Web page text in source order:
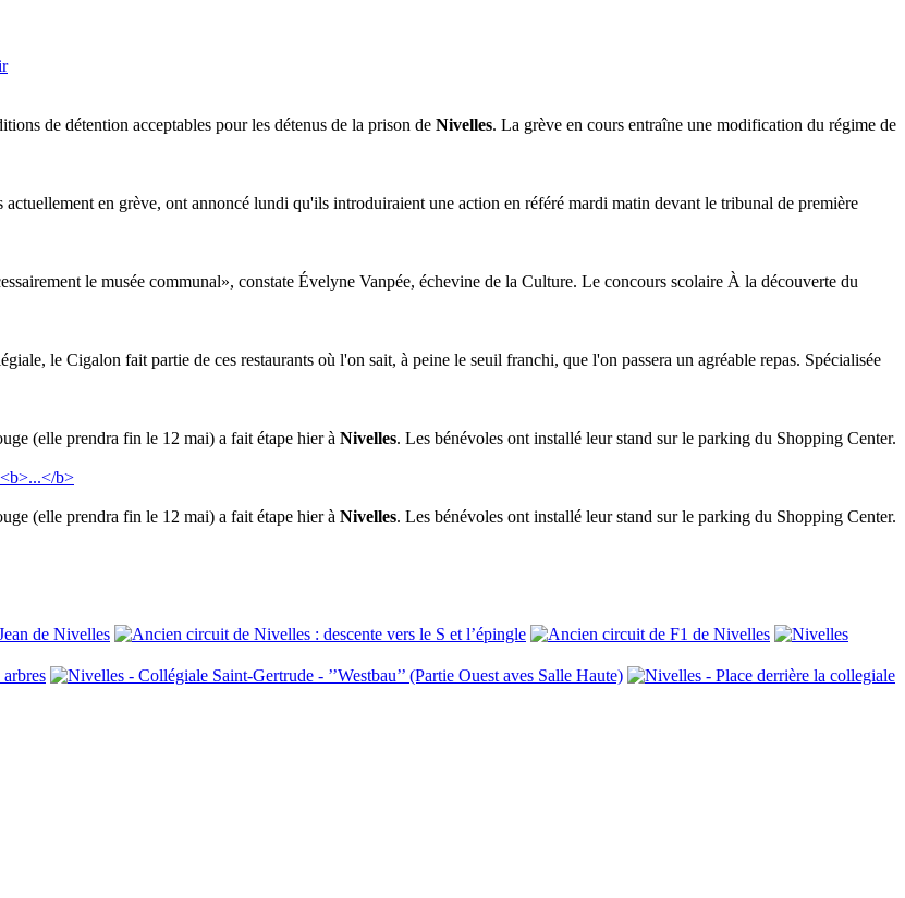
de détention acceptables pour les détenus de la prison de Nivelles. La grève en cours entraîne une modification du régime de
actuellement en grève, ont annoncé lundi qu'ils introduiraient une action en référé mardi matin devant le tribunal de première
le musée communal», constate Évelyne Vanpée, échevine de la Culture. Le concours scolaire À la découverte du
le Cigalon fait partie de ces restaurants où l'on sait, à peine le seuil franchi, que l'on passera un agréable repas. Spécialisée
(elle prendra fin le 12 mai) a fait étape hier à Nivelles. Les bénévoles ont installé leur stand sur le parking du Shopping Center.
(elle prendra fin le 12 mai) a fait étape hier à Nivelles. Les bénévoles ont installé leur stand sur le parking du Shopping Center.